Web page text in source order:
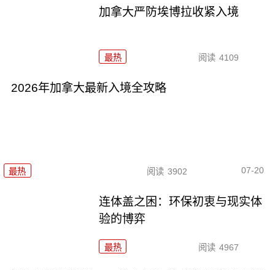
加拿大严防埃博拉收紧入境
最热 阅读 4109
2026年加拿大最新入境全攻略
最热 阅读 3902 07-20
连体盖之困：环保初衷与现实体
验的博弈
最热 阅读 4967